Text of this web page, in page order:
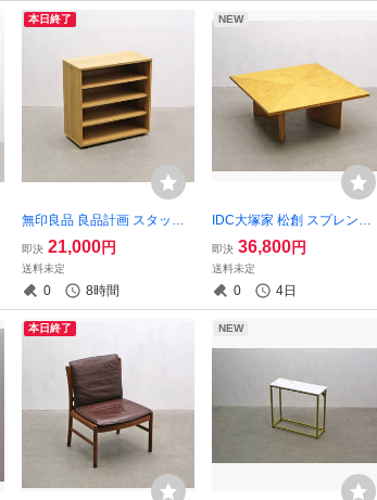
本日終了
無印良品 良品計画 スタッキ
ングキャビネット ワイド オ
ーク 収納 本棚 ラック 2/北欧
ウニコアクタスIDC/RET050
32
即決 21,000円
送料未定
0 8時間
NEW
IDC大塚家 松創 スプレンダ
ー センターテーブル バーズ
アイメープル メープル突板
マス張り スクエア 応接/PHK
23148
即決 36,800円
送料未定
0 4日
本日終了 NEW